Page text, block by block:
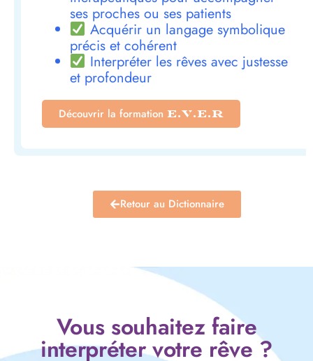
ses proches ou ses patients
Acquérir un langage symbolique
précis et cohérent
Interpréter les rêves avec justesse
et profondeur
Découvrir la formation E.V.E.R
Retour au Dictionnaire
Vous souhaitez faire
interpréter votre rêve ?